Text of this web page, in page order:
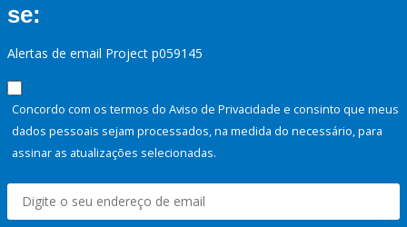
se:
Alertas de email Project p059145
Concordo com os termos do Aviso de Privacidade e consinto que meus
dados pessoais sejam processados, na medida do necessário, para
assinar as atualizações selecionadas.